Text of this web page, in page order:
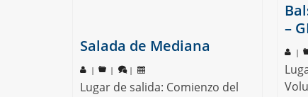
–
|
Salada de Mediana
| | |
Lugar de salida: Comienzo del